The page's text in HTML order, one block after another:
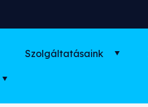
Szolgáltatásaink